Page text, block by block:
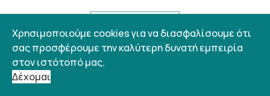
Χρησιμοποιούμε cookies για να διασφαλίσουμε ότι
σας προσφέρουμε την καλύτερη δυνατή εμπειρία
στον ιστότοπό μας.
Δέχομαι